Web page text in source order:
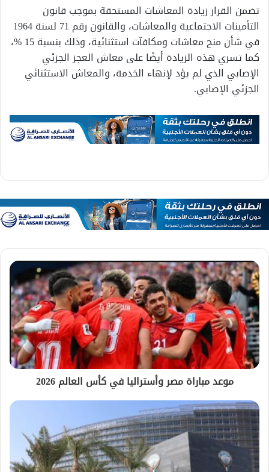
تضمن القرار زيادة المعاشات المستحقة بموجب قانون
التأمينات الاجتماعية والمعاشات، والقانون رقم 71 لسنة 1964
في شأن منح معاشات ومكافآت استثنائية، وذلك بنسبة 15 %،
كما تسري هذه الزيادة أيضًا على معاش العجز الجزئي
الإصابي الذي لم يؤد لإنهاء الخدمة، والمعاش الاستثنائي
الجزئي الإصابي.
موعد مباراة مصر وأستراليا في كأس العالم 2026